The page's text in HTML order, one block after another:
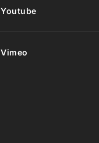
Youtube
Vimeo